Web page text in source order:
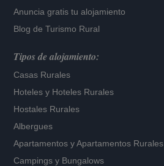
Anuncia gratis tu alojamiento
Blog de Turismo Rural
Tipos de alojamiento:
Casas Rurales
Hoteles y Hoteles Rurales
Hostales Rurales
Albergues
Apartamentos yApartamentos Rurales
Campings y Bungalows